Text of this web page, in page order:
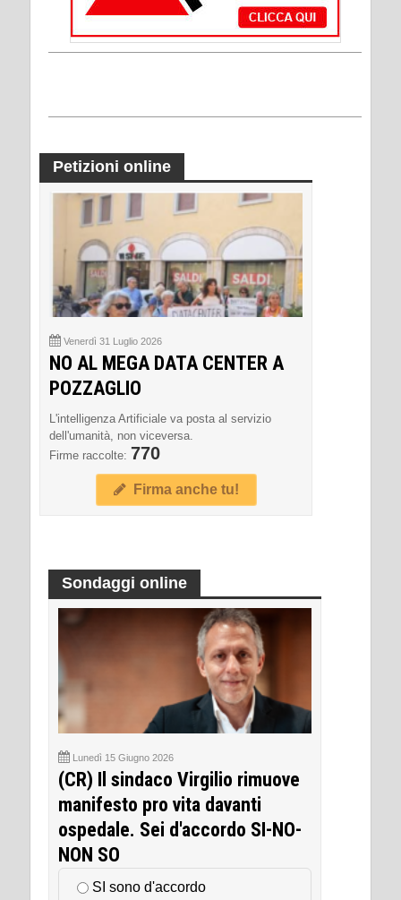
Petizioni online
Venerdì 31 Luglio 2026
NO AL MEGA DATA CENTER A
POZZAGLIO
L'intelligenza Artificiale va posta al servizio
dell'umanità, non viceversa.
Firme raccolte: 770
Firma anche tu!
Sondaggi online
Lunedì 15 Giugno 2026
(CR) Il sindaco Virgilio rimuove
manifesto pro vita davanti
ospedale. Sei d'accordo SI-NO-
NON SO
SI sono d'accordo